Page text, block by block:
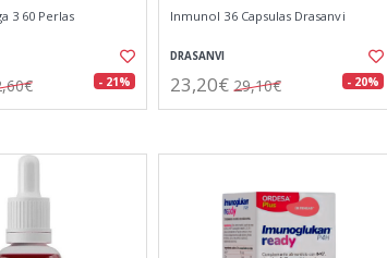
3 60 Perlas
- 21%
Inmunol 36 Capsulas Drasanvi
DRASANVI
23,20€ 29,10€ - 20%